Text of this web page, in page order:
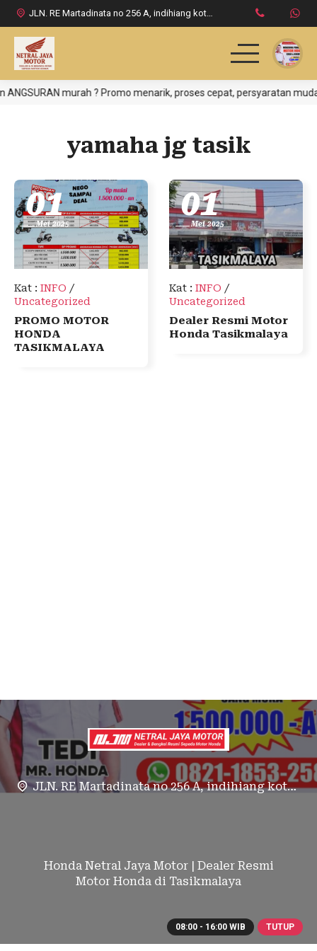
JLN. RE Martadinata no 256 A, indihiang kota tasikmalaya
08:00 - 16:00 WIB TUTUP
HOME
INFO & PROMO
LOKASI DEALER
murah ? Promo menarik, proses cepat, persyaratan
yamaha jg tasik
01
Mei 2025
Kat : INFO /
Uncategorized
PROMO MOTOR
HONDA
TASIKMALAYA
01
Mei 2025
Kat : INFO /
Uncategorized
Dealer Resmi Motor
Honda Tasikmalaya
JLN. RE Martadinata no 256 A, indihiang kota tasikmalaya
Honda Netral Jaya Motor | Dealer Resmi
Motor Honda di Tasikmalaya